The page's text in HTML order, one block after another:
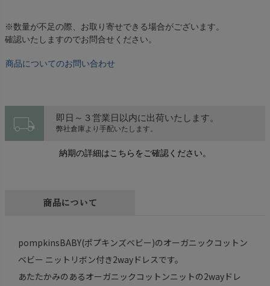
※数量が不足の際、お取り寄せできる場合がございます。
確認いたしますのでお問合せください。
商品についてのお問い合わせ
local_shipping 即日～３営業日以内に出荷いたします。
弊社倉庫より手配いたします。
納期の詳細はこちらをご確認ください。
商品について
pompkinsBABY(ポプキンズベビー)のオーガニックコットン
ベビー ニットリボン付き2wayドレスです。
あたたかみのあるオーガニックコットンニットの2wayドレ